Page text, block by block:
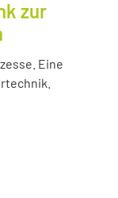
zur
Eine